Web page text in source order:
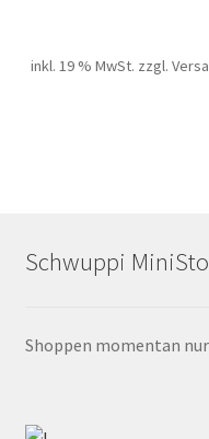
inkl. 19 % MwSt. zzgl.
Schwuppi
Shoppen momentan